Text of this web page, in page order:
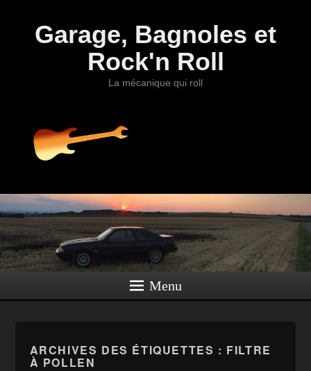
Garage, Bagnoles et
Rock'n Roll
La mécanique qui roll
Menu
ARCHIVES DES ÉTIQUETTES : FILTRE
À POLLEN